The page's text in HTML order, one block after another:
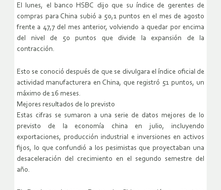
El lunes, el banco HSBC dijo que su índice de gerentes de
compras para China subió a 50,1 puntos en el mes de agosto
frente a 47,7 del mes anterior, volviendo a quedar por encima
del nivel de 50 puntos que divide la expansión de la
contracción.
Esto se conoció después de que se divulgara el índice oficial de
actividad manufacturera en China, que registró 51 puntos, un
máximo de 16 meses.
Mejores resultados de lo previsto
Estas cifras se sumaron a una serie de datos mejores de lo
previsto de la economía china en julio, incluyendo
exportaciones, producción industrial e inversiones en activos
fijos, lo que confundió a los pesimistas que proyectaban una
desaceleración del crecimiento en el segundo semestre del
año.